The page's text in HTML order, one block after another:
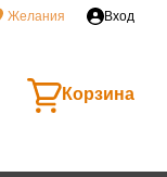
Желания Вход
Корзина